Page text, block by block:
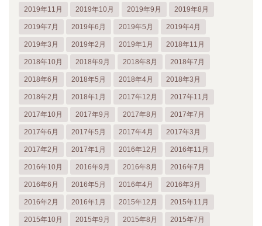
2019年11月 2019年10月 2019年9月 2019年8月
2019年7月 2019年6月 2019年5月 2019年4月
2019年3月 2019年2月 2019年1月 2018年11月
2018年10月 2018年9月 2018年8月 2018年7月
2018年6月 2018年5月 2018年4月 2018年3月
2018年2月 2018年1月 2017年12月 2017年11月
2017年10月 2017年9月 2017年8月 2017年7月
2017年6月 2017年5月 2017年4月 2017年3月
2017年2月 2017年1月 2016年12月 2016年11月
2016年10月 2016年9月 2016年8月 2016年7月
2016年6月 2016年5月 2016年4月 2016年3月
2016年2月 2016年1月 2015年12月 2015年11月
2015年10月 2015年9月 2015年8月 2015年7月